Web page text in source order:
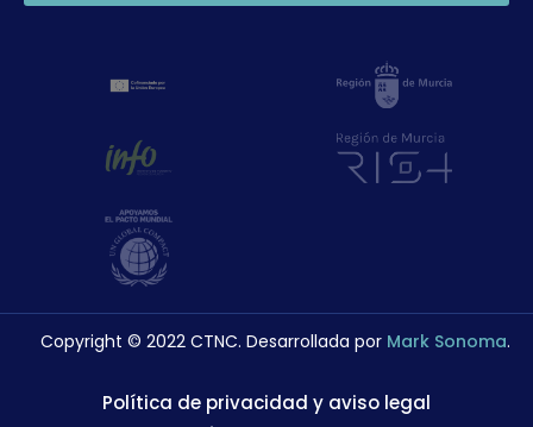
Copyright © 2022 CTNC. Desarrollada por Mark Sonoma.
Política de privacidad y aviso legal